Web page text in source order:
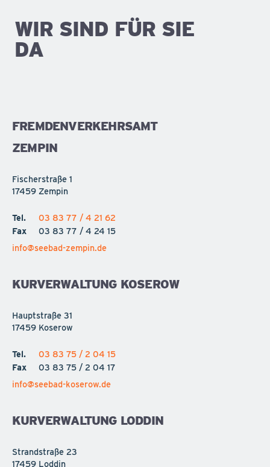
WIR SIND FÜR SIE
DA
FREMDENVERKEHRSAMT
ZEMPIN
Fischerstraße 1
17459 Zempin
Tel.
03 83 77 / 4 21 62
Fax
03 83 77 / 4 24 15
info@seebad-zempin.de
KURVERWALTUNG KOSEROW
Hauptstraße 31
17459 Koserow
Tel.
03 83 75 / 2 04 15
Fax
03 83 75 / 2 04 17
info@seebad-koserow.de
KURVERWALTUNG LODDIN
Strandstraße 23
17459 Loddin